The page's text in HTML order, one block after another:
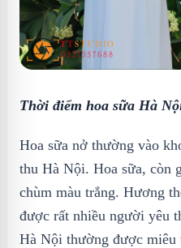
Thời điểm hoa sữa Hà
Hoa sữa nở thường vào
thu Hà Nội. Hoa sữa, còn
chùm màu trắng. Hương
được rất nhiều người yêu
Hà Nội thường được miêu